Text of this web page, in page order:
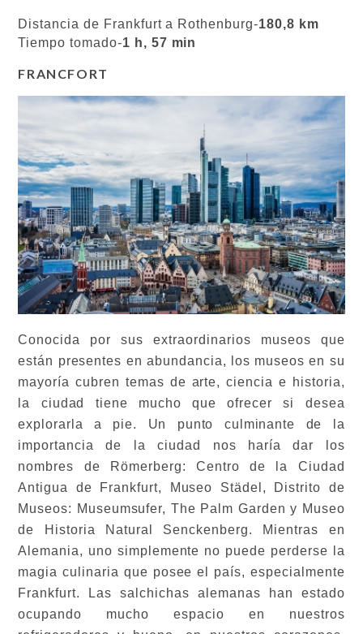
Distancia de Frankfurt a Rothenburg-180,8 km
Tiempo tomado-1 h, 57 min
FRANCFORT
Conocida por sus extraordinarios museos que
están presentes en abundancia, los museos en su
mayoría cubren temas de arte, ciencia e historia,
la ciudad tiene mucho que ofrecer si desea
explorarla a pie. Un punto culminante de la
importancia de la ciudad nos haría dar los
nombres de Römerberg: Centro de la Ciudad
Antigua de Frankfurt, Museo Städel, Distrito de
Museos: Museumsufer, The Palm Garden y Museo
de Historia Natural Senckenberg. Mientras en
Alemania, uno simplemente no puede perderse la
magia culinaria que posee el país, especialmente
Frankfurt. Las salchichas alemanas han estado
ocupando mucho espacio en nuestros